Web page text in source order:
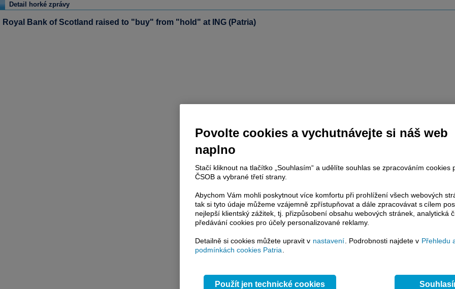
Detail horké zprávy
Royal Bank of Scotland raised to "buy" from "hold" at ING (Patria)
Povolte cookies a vychutnávejte si náš web
naplno
Stačí kliknout na tlačítko „Souhlasím“ a udělíte souhlas se zpracováním cookies
ČSOB a vybrané třetí strany.
Abychom Vám mohli poskytnout více komfortu při prohlížení všech webových
tak si tyto údaje můžeme vzájemně zpřístupňovat a dále zpracovávat s cílem
nejlepší klientský zážitek, tj. přizpůsobení obsahu webových stránek, analytická
předávání cookies pro účely personalizované reklamy.
Detailně si cookies můžete upravit v nastavení . Podrobnosti najdete v Přehledu
podmínkách cookies Patria
Použít jen technické cookies